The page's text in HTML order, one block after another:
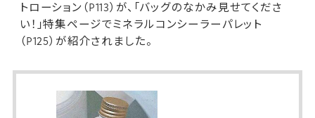
トローション （P113）が、「バッグのなかみ見せてくださ
い！」特集ページでミネラルコンシーラーパレット
（P125）が紹介されました。